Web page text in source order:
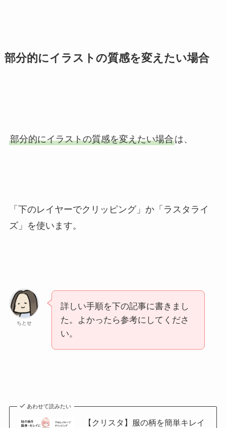
部分的にイラストの質感を変えたい場合
部分的にイラストの質感を変えたい場合は、
「下のレイヤーでクリッピング」か「ラスタライ
ズ」を使います。
ちとせ
詳しい手順を下の記事に書きまし
た。よかったら参考にしてくださ
い。
あわせて読みたい
【クリスタ】服の柄を簡単キレイ